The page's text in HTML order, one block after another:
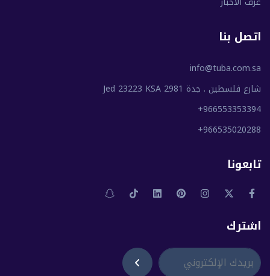
اتصل بنا
info@tuba.com.sa
شارع فلسطين . جدة 2981 Jed 23223 KSA
+966553353394
+966535020288
تابعونا
اشترك